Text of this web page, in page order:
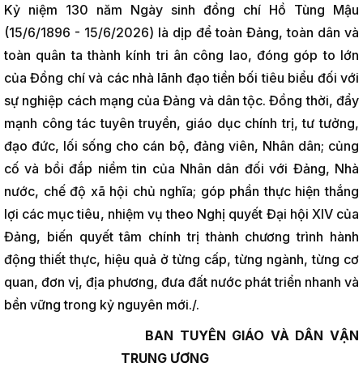
Kỷ niệm 130 năm Ngày sinh đồng chí Hồ Tùng Mậu
(15/6/1896 - 15/6/2026) là dịp để toàn Đảng, toàn dân và
toàn quân ta thành kính tri ân công lao, đóng góp to lớn
của Đồng chí và các nhà lãnh đạo tiền bối tiêu biểu đối với
sự nghiệp cách mạng của Đảng và dân tộc. Đồng thời, đẩy
mạnh công tác tuyên truyền, giáo dục chính trị, tư tưởng,
đạo đức, lối sống cho cán bộ, đảng viên, Nhân dân; củng
cố và bồi đắp niềm tin của Nhân dân đối với Đảng, Nhà
nước, chế độ xã hội chủ nghĩa; góp phần thực hiện thắng
lợi các mục tiêu, nhiệm vụ theo Nghị quyết Đại hội XIV của
Đảng, biến quyết tâm chính trị thành chương trình hành
động thiết thực, hiệu quả ở từng cấp, từng ngành, từng cơ
quan, đơn vị, địa phương, đưa đất nước phát triển nhanh và
bền vững trong kỷ nguyên mới./.
BAN TUYÊN GIÁO VÀ DÂN VẬN
TRUNG ƯƠNG